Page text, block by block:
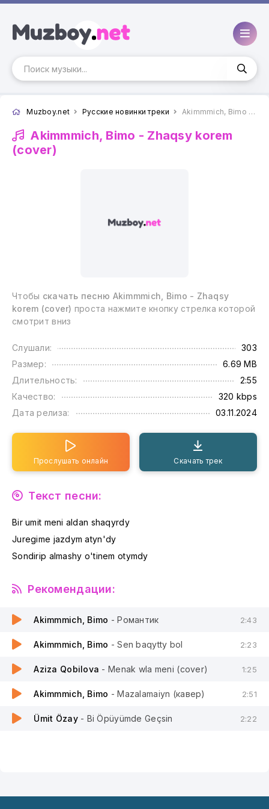
Muzboy.net Русские новинки треки Akimmmich, Bimo - Zhaqsy korem (cover)
Akimmmich, Bimo - Zhaqsy korem
(cover)
Чтобы скачать песню Akimmmich, Bimo - Zhaqsy
korem (cover) проста нажмите кнопку стрелка которой
смотрит вниз
Слушали:
303
Размер:
6.69 MB
Длительность:
2:55
Качество:
320 kbps
Дата релиза:
03.11.2024
Прослушать онлайн Скачать трек
Текст песни:
Bir umit meni aldan shaqyrdy
Juregime jazdym atyn'dy
Sondirip almashy o'tinem otymdy
Рекомендации:
Akimmmich, Bimo - Романтик 2:43
Akimmmich, Bimo - Sen baqytty bol 2:23
Aziza Qobilova - Menak wla meni (cover) 1:25
Akimmmich, Bimo - Mazalamaiyn (кавер) 2:51
Ümit Özay - Bi Öpüyümde Geçsin 2:22